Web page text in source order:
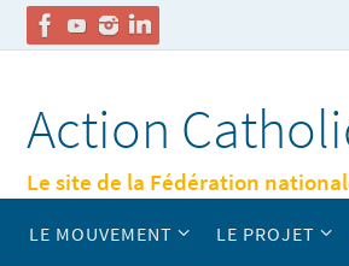
contenu
Action
Le site de la Fédération
LE MOUVEMENT LE PROJET